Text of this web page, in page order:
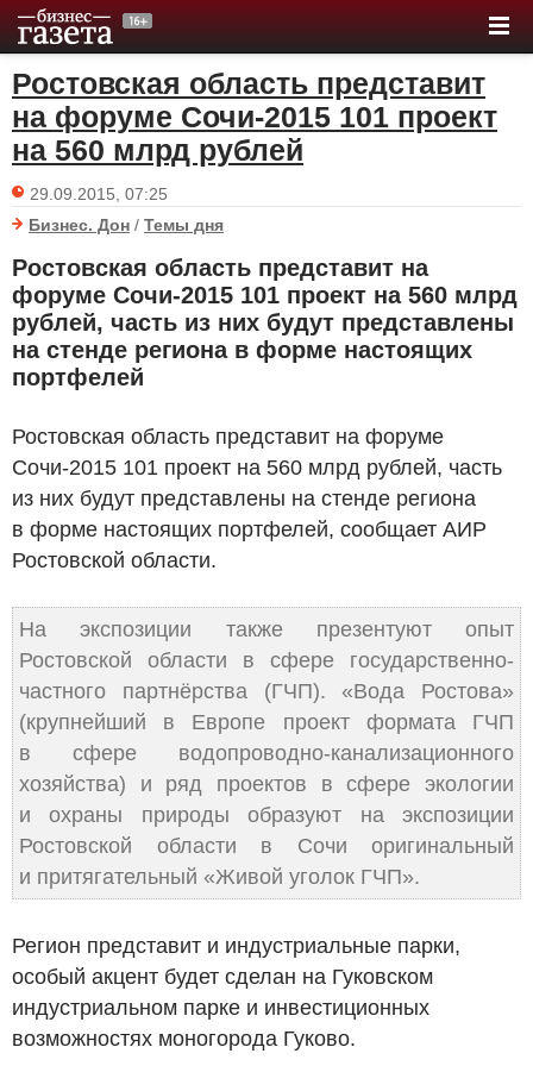
Ростовская область представит
на форуме Сочи-2015 101 проект
на 560 млрд рублей
29.09.2015, 07:25
Бизнес. Дон / Темы дня
Ростовская область представит на
форуме Сочи-2015 101 проект на 560 млрд
рублей, часть из них будут представлены
на стенде региона в форме настоящих
портфелей
Ростовская область представит на форуме
Сочи-2015 101 проект на 560 млрд рублей, часть
из них будут представлены на стенде региона
в форме настоящих портфелей, сообщает АИР
Ростовской области.
На экспозиции также презентуют опыт
Ростовской области в сфере государственно-
частного партнёрства (ГЧП). «Вода Ростова»
(крупнейший в Европе проект формата ГЧП
в сфере водопроводно-канализационного
хозяйства) и ряд проектов в сфере экологии
и охраны природы образуют на экспозиции
Ростовской области в Сочи оригинальный
и притягательный «Живой уголок ГЧП».
Регион представит и индустриальные парки,
особый акцент будет сделан на Гуковском
индустриальном парке и инвестиционных
возможностях моногорода Гуково.